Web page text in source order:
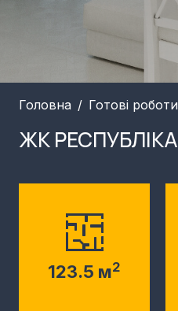
Головна Готові роботи
ЖК РЕСПУБЛІКА
123.5 м2